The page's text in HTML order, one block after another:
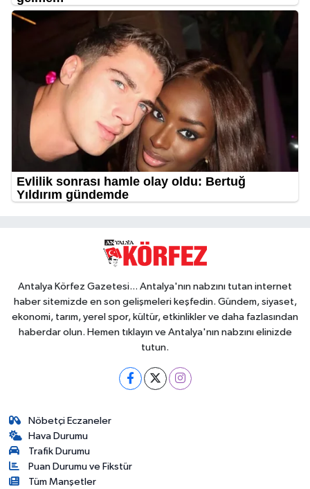
Antalya Körfez Gazetesi... Antalya'nın nabzını tutan internet
haber sitemizde en son gelişmeleri keşfedin. Gündem, siyaset,
ekonomi, tarım, yerel spor, kültür, etkinlikler ve daha fazlasından
haberdar olun. Hemen tıklayın ve Antalya'nın nabzını elinizde
tutun.
Nöbetçi Eczaneler
Hava Durumu
Trafik Durumu
Puan Durumu ve Fikstür
Tüm Manşetler